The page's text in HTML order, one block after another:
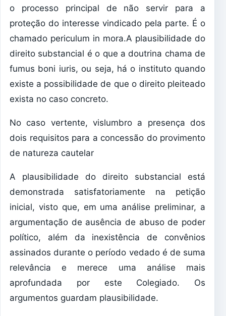
o processo principal de não servir para a
proteção do interesse vindicado pela parte. É o
chamado periculum in mora.A plausibilidade do
direito substancial é o que a doutrina chama de
fumus boni iuris, ou seja, há o instituto quando
existe a possibilidade de que o direito pleiteado
exista no caso concreto.
No caso vertente, vislumbro a presença dos
dois requisitos para a concessão do provimento
de natureza cautelar
A plausibilidade do direito substancial está
demonstrada satisfatoriamente na petição
inicial, visto que, em uma análise preliminar, a
argumentação de ausência de abuso de poder
político, além da inexistência de convênios
assinados durante o período vedado é de suma
relevância e merece uma análise mais
aprofundada por este Colegiado. Os
argumentos guardam plausibilidade.